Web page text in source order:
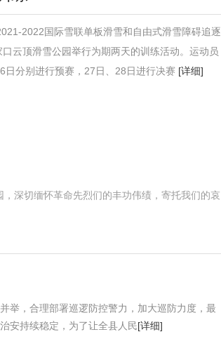
2022国际雪联单板滑雪和自由式滑雪障碍追逐
云顶滑雪公园举行为期两天的训练活动。运动员
日分别进行预赛，27日、28日进行决赛 [详细]
深切缅怀革命先烈们的丰功伟绩，寄托我们的哀
举，合理部署巡逻防控警力，加大巡防力度，最
安持续稳定，为了让全县人民[详细]